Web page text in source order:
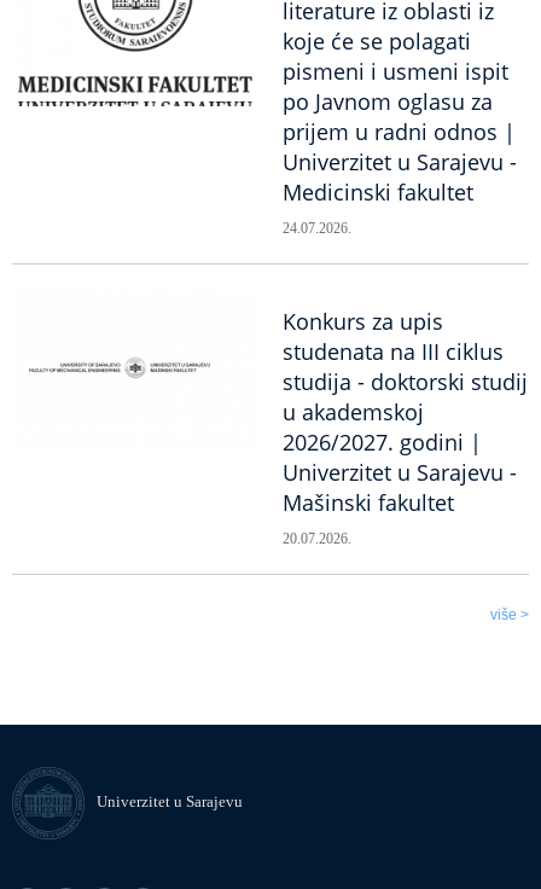
literature iz oblasti iz
koje će se polagati
pismeni i usmeni ispit
po Javnom oglasu za
prijem u radni odnos |
Univerzitet u Sarajevu -
Medicinski fakultet
24.07.2026.
Konkurs za upis
studenata na III ciklus
studija - doktorski studij
u akademskoj
2026/2027. godini |
Univerzitet u Sarajevu -
Mašinski fakultet
20.07.2026.
više >
Univerzitet u Sarajevu